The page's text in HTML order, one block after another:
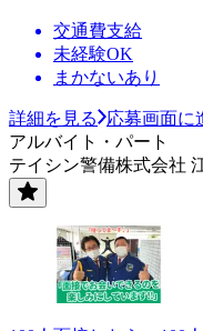
交通費支給
未経験OK
まかないあり
詳細を見る
応募画面に
アルバイト・パート
テイシン警備株式会社